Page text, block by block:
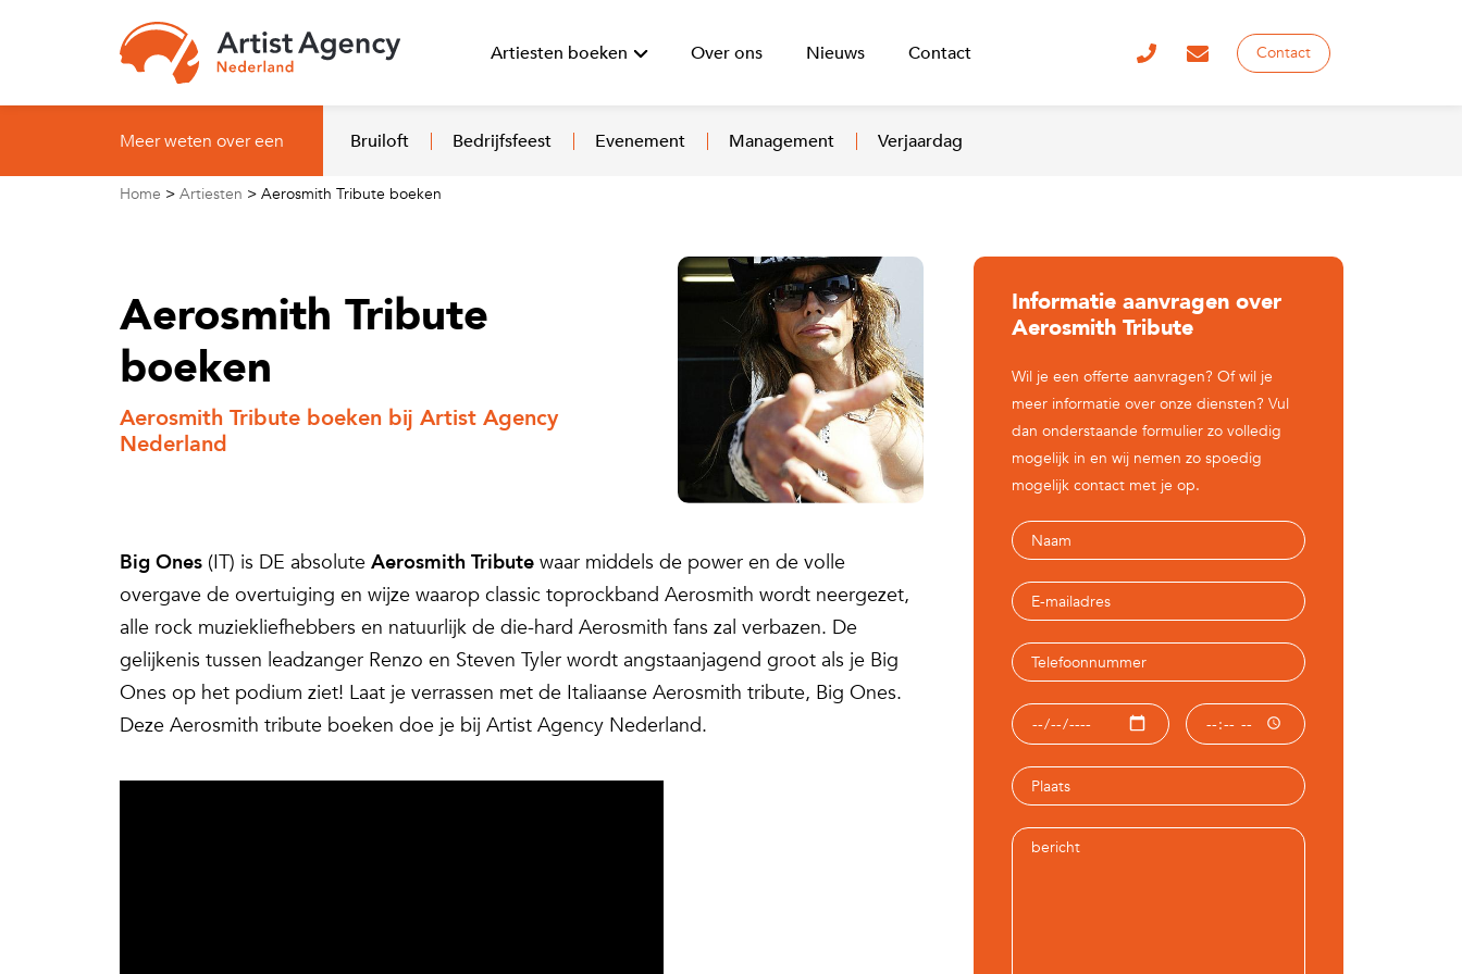
Naar hoofdinhoud
Artiesten boeken Over ons Nieuws Contact Contact
Meer weten over een Bruiloft Bedrijfsfeest Evenement Management Verjaardag
Home > Artiesten > Aerosmith Tribute boeken
Aerosmith Tribute
boeken
Aerosmith Tribute boeken bij Artist Agency
Nederland
Big Ones (IT) is DE absolute Aerosmith Tributewaar middels de power en de volle
overgave de overtuiging en wijze waarop classic toprockband Aerosmith wordt neergezet,
alle rock muziekliefhebbers en natuurlijk de die-hard Aerosmith fans zal verbazen. De
gelijkenis tussen leadzanger Renzo en Steven Tyler wordt angstaanjagend groot als je Big
Ones op het podium ziet! Laat je verrassen met de Italiaanse Aerosmith tribute, Big Ones.
Deze Aerosmith tribute boeken doe je bij Artist Agency Nederland.
Informatie aanvragen over
Aerosmith Tribute
Wil je een offerte aanvragen? Of wil je
meer informatie over onze diensten? Vul
dan onderstaande formulier zo volledig
mogelijk in en wij nemen zo spoedig
mogelijk contact met je op.